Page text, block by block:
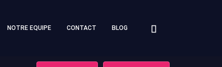
NOTRE EQUIPE CONTACT BLOG